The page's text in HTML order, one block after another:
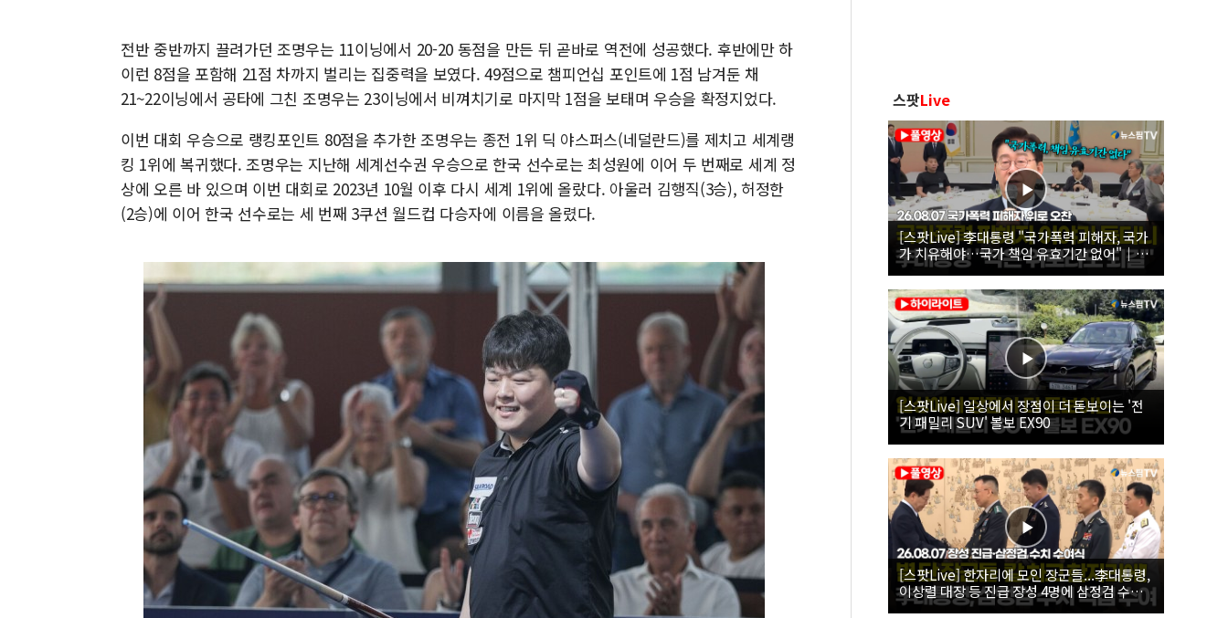
전반 중반까지 끌려가던 조명우는 11이닝에서 20-20 동점을 만든 뒤 곧바로 역전에 성공했다. 후반에만 하
이런 8점을 포함해 21점 차까지 벌리는 집중력을 보였다. 49점으로 챔피언십 포인트에 1점 남겨둔 채
21~22이닝에서 공타에 그친 조명우는 23이닝에서 비껴치기로 마지막 1점을 보태며 우승을 확정지었다.
이번 대회 우승으로 랭킹포인트 80점을 추가한 조명우는 종전 1위 딕 야스퍼스(네덜란드)를 제치고 세계랭
킹 1위에 복귀했다. 조명우는 지난해 세계선수권 우승으로 한국 선수로는 최성원에 이어 두 번째로 세계 정
상에 오른 바 있으며 이번 대회로 2023년 10월 이후 다시 세계 1위에 올랐다. 아울러 김행직(3승), 허정한
(2승)에 이어 한국 선수로는 세 번째 3쿠션 월드컵 다승자에 이름을 올렸다.
스팟Live
[스팟Live] 李대통령 "국가폭력 피해자, 국가
가 치유해야…국가 책임 유효기간 없어"｜
26.08.07 국가폭력 피해자 위로 오찬
[스팟Live] 일상에서 장점이 더 돋보이는 '전
기 패밀리 SUV' 볼보 EX90
[스팟Live] 한자리에 모인 장군들...李대통령,
이상렬 대장 등 진급 장성 4명에 삼정검 수치
직접 수여｜26.08.07 장성 진급·삼정검 수치